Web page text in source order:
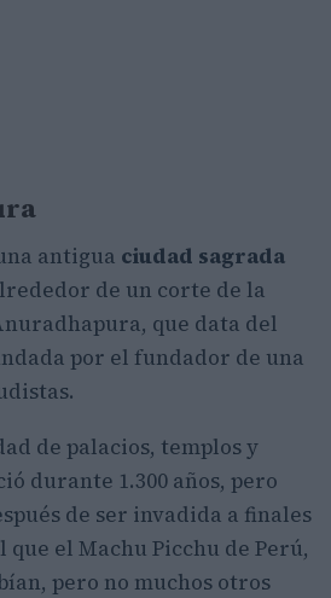
antigua ciudad sagrada
de un corte de la
que data del
por el fundador de una
de palacios, templos y
durante 1.300 años, pero
de ser invadida a finales
el Machu Picchu de Perú,
pero no muchos otros